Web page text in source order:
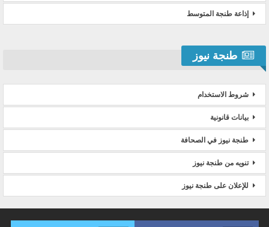
إذاعة طنجة المتوسط
طنجة نيوز
شروط الاستخدام
بيانات قانونية
طنجة نيوز في الصحافة
تنويه من طنجة نيوز
للإعلان على طنجة نيوز